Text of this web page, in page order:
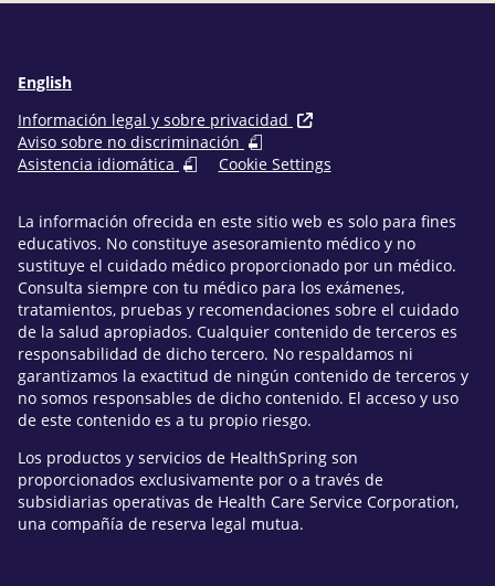
English
Información legal y sobre privacidad
Aviso sobre no discriminación
Asistencia idiomática
Cookie Settings
La información ofrecida en este sitio web es solo para fines
educativos. No constituye asesoramiento médico y no
sustituye el cuidado médico proporcionado por un médico.
Consulta siempre con tu médico para los exámenes,
tratamientos, pruebas y recomendaciones sobre el cuidado
de la salud apropiados. Cualquier contenido de terceros es
responsabilidad de dicho tercero. No respaldamos ni
garantizamos la exactitud de ningún contenido de terceros y
no somos responsables de dicho contenido. El acceso y uso
de este contenido es a tu propio riesgo.
Los productos y servicios de HealthSpring son
proporcionados exclusivamente por o a través de
subsidiarias operativas de Health Care Service Corporation,
una compañía de reserva legal mutua.